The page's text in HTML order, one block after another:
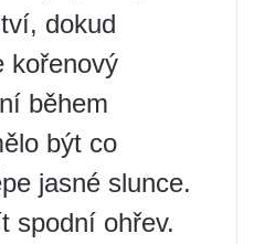
dokud
kořenový
během
být co
jasné slunce.
spodní ohřev.